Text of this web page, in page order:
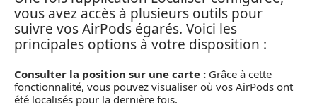
vous avez accès à plusieurs outils pour
suivre vos AirPods égarés. Voici les
principales options à votre disposition :
Consulter la position sur une carte : Grâce à cette
fonctionnalité, vous pouvez visualiser où vos AirPods ont
été localisés pour la dernière fois.